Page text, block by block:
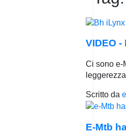
VIDEO
Ci sono e-
leggerezza
Scritto da
E-Mtb